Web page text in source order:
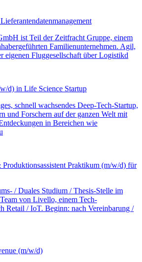
ist Teil der Zeitfracht Gruppe, einem
Familienunternehmen. Agil,
eigenen Fluggesellschaft über Logistikd
d) in Life Science Startup
schnell wachsendes Deep-Tech-Startup,
und Forschern auf der ganzen Welt mit
in Bereichen wie
Praktikum (m/w/d) für
/ Duales Studium / Thesis-Stelle im
von Livello, einem Tech-
Retail / IoT. Beginn: nach Vereinbarung /
(m/w/d)